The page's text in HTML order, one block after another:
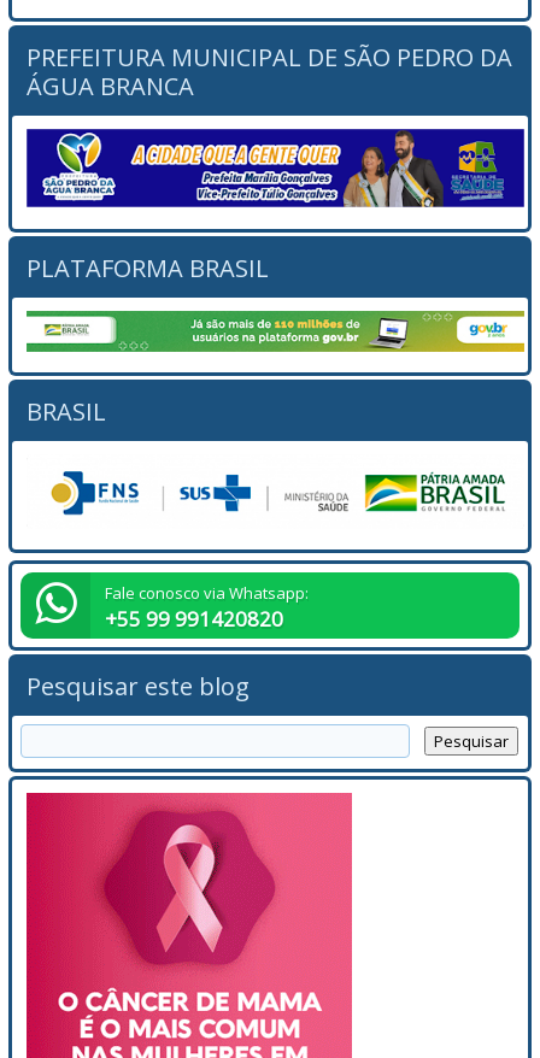
PREFEITURA MUNICIPAL DE SÃO PEDRO DA
ÁGUA BRANCA
PLATAFORMA BRASIL
BRASIL
Fale conosco via Whatsapp:
+55 99 991420820
Pesquisar este blog